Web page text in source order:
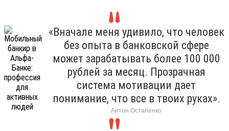
«Вначале меня удивило, что человек
без опыта в банковской сфере
может зарабатывать более 100 000
рублей за месяц. Прозрачная
система мотивации дает
понимание, что все в твоих руках».
Антон Остапенко